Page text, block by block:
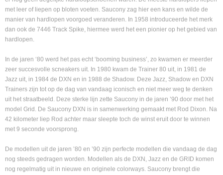
met leer of liepen op bloten voeten. Saucony zag hier een kans en wilde de
manier van hardlopen voorgoed veranderen. In 1958 introduceerde het merk
dan ook de 7446 Track Spike, hiermee werd het een pionier op het gebied van
hardlopen.
In de jaren ‘80 werd het pas echt ‘booming business’, zo kwamen er meerder
zeer succesvolle scneakers uit. In 1980 kwam de Trainer 80 uit, in 1981 de
Jazz uit, in 1984 de DXN en in 1988 de Shadow. Deze Jazz, Shadow en DXN
Trainers zijn tot op de dag van vandaag iconisch en niet meer weg te denken
uit het straatbeeld. Deze sterke lijn zette Saucony in de jaren ’90 door met het
model Grid. De Saucony DXN is in samenwerking gemaakt met Rod Dixon. Na
42 kilometer liep Rod achter maar sleepte toch de winst eruit door te winnen
met 9 seconde voorsprong.
De modellen uit de jaren ’80 en ’90 zijn perfecte modellen die vandaag de dag
nog steeds gedragen worden. Modellen als de DXN, Jazz en de GRID komen
nog regelmatig uit in nieuwe en originele colorways. Saucony brengt die